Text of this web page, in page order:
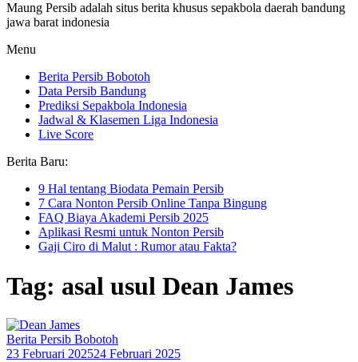
Maung Persib adalah situs berita khusus sepakbola daerah bandung
jawa barat indonesia
Menu
Berita Persib Bobotoh
Data Persib Bandung
Prediksi Sepakbola Indonesia
Jadwal & Klasemen Liga Indonesia
Live Score
Berita Baru:
9 Hal tentang Biodata Pemain Persib
7 Cara Nonton Persib Online Tanpa Bingung
FAQ Biaya Akademi Persib 2025
Aplikasi Resmi untuk Nonton Persib
Gaji Ciro di Malut : Rumor atau Fakta?
Tag: asal usul Dean James
Berita Persib Bobotoh
23 Februari 202524 Februari 2025